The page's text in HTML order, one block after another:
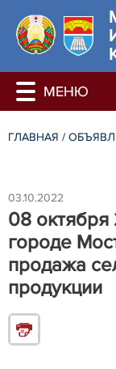
ГЛАВНАЯ /
03.10.2022
08 октября
городе
продажа
продукции